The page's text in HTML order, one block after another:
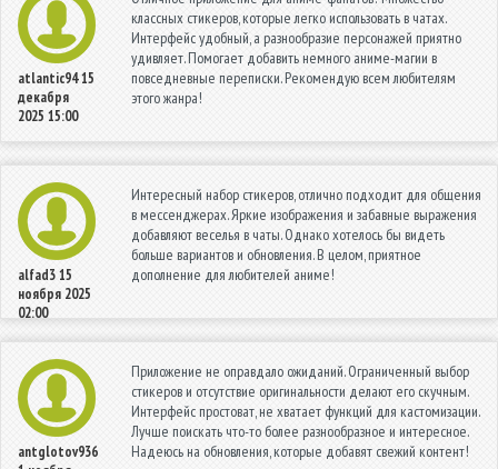
atlantic9415
декабря
2025 15:00
классных стикеров, которые легко использовать в чатах.
Интерфейс удобный, а разнообразие персонажей приятно
удивляет. Помогает добавить немного аниме-магии в
повседневные переписки. Рекомендую всем любителям
этого жанра!
alfad315
ноября 2025
02:00
Интересный набор стикеров, отлично подходит для общения
в мессенджерах. Яркие изображения и забавные выражения
добавляют веселья в чаты. Однако хотелось бы видеть
больше вариантов и обновления. В целом, приятное
дополнение для любителей аниме!
antglotov936
Приложение не оправдало ожиданий. Ограниченный выбор
стикеров и отсутствие оригинальности делают его скучным.
Интерфейс простоват, не хватает функций для кастомизации.
Лучше поискать что-то более разнообразное и интересное.
Надеюсь на обновления, которые добавят свежий контент!